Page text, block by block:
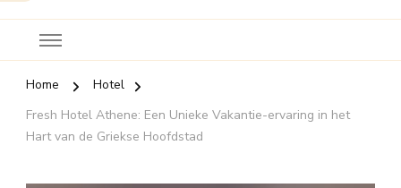
Home
Hotel
Fresh Hotel Athene: Een Unieke Vakantie-ervaring in het
Hart van de Griekse Hoofdstad